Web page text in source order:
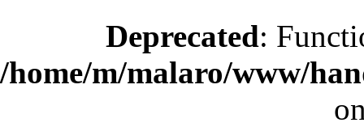
Deprecated:
/home/m/malaro/www/